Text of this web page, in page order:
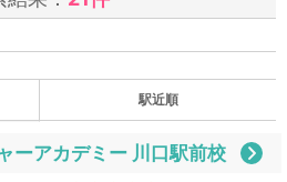
駅近順
ーアカデミー 川口駅前校